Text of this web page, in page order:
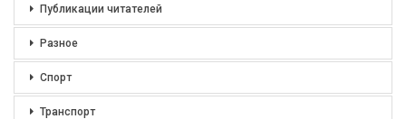
Публикации читателей
Разное
Спорт
Транспорт